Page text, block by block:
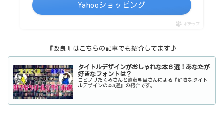
Yahooショッピング
ポチップ
『改良』はこちらの記事でも紹介してます♪
タイトルデザインがおしゃれな本６選！あなたが
好きなフォントは？
ヨビノリたくみさんと齋藤明里さんによる『好きなタイト
ルデザインの本6選』の紹介です。